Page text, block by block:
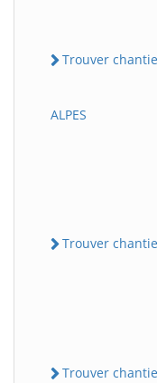
Trouver
ALPES
Trouver
Trouver